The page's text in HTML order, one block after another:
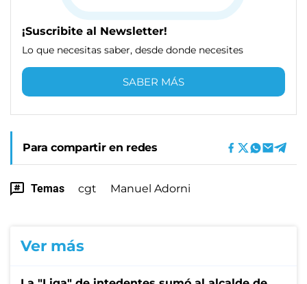
¡Suscribite al Newsletter!
Lo que necesitas saber, desde donde necesites
SABER MÁS
Para compartir en redes
Temas cgt Manuel Adorni
Ver más